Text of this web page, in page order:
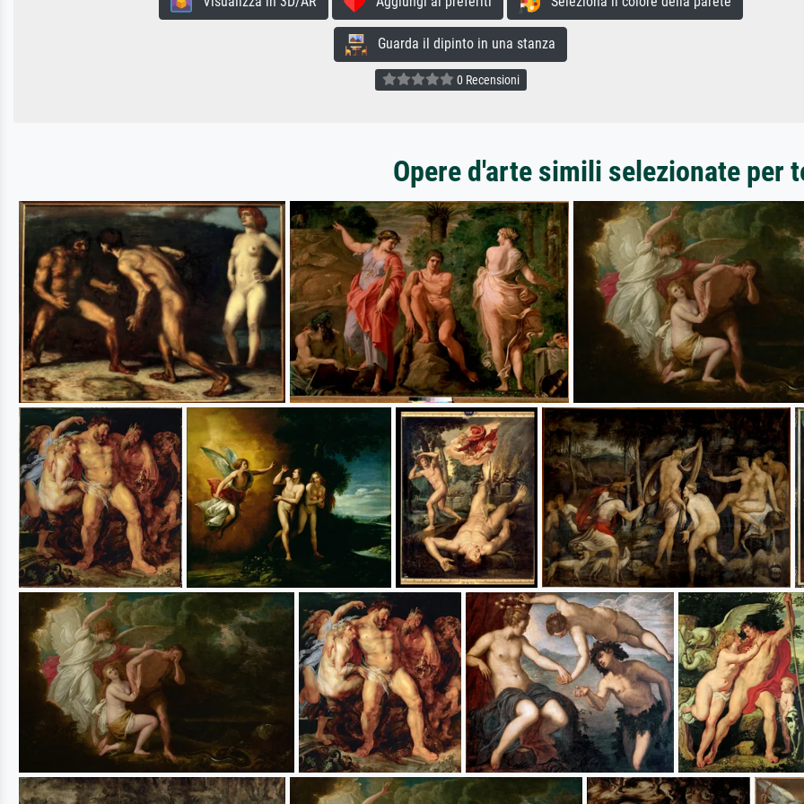
Guarda il dipinto in una stanza
0 Recensioni
Opere d'arte simili selezionate per